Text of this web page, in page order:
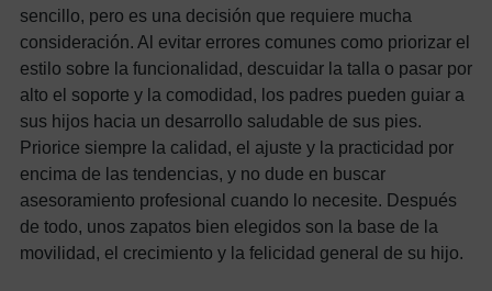
sencillo, pero es una decisión que requiere mucha
consideración. Al evitar errores comunes como priorizar el
estilo sobre la funcionalidad, descuidar la talla o pasar por
alto el soporte y la comodidad, los padres pueden guiar a
sus hijos hacia un desarrollo saludable de sus pies.
Priorice siempre la calidad, el ajuste y la practicidad por
encima de las tendencias, y no dude en buscar
asesoramiento profesional cuando lo necesite. Después
de todo, unos zapatos bien elegidos son la base de la
movilidad, el crecimiento y la felicidad general de su hijo.